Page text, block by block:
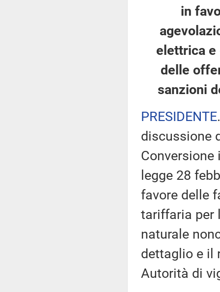
in
elettrica e
delle
sanzioni
PRESIDENTE
discussione
Conversione
legge 28
favore delle
tariffaria per
naturale
dettaglio e il
Autorità di